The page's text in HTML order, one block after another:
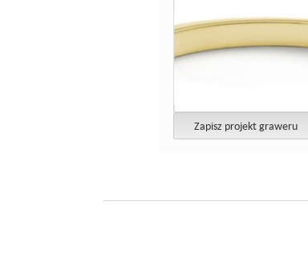
Zapisz projekt graweru